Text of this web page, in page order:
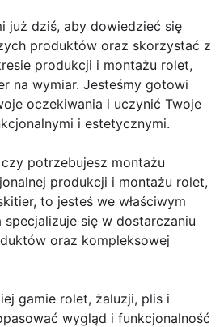
już dziś, aby dowiedzieć się
produktów oraz skorzystać z
produkcji i montażu rolet,
na wymiar. Jesteśmy gotowi
oczekiwania i uczynić Twoje
i estetycznymi.
potrzebujesz montażu
produkcji i montażu rolet,
to jesteś we właściwym
specjalizuje się w dostarczaniu
oraz kompleksowej
gamie rolet, żaluzji, plis i
wygląd i funkcjonalność